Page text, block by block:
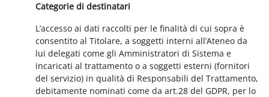
Categorie di destinatari
L’accesso ai dati raccolti per le finalità di cui sopra è
consentito al Titolare, a soggetti interni all’Ateneo da
lui delegati come gli Amministratori di Sistema e
incaricati al trattamento o a soggetti esterni (fornitori
del servizio) in qualità di Responsabili del Trattamento,
debitamente nominati come da art.28 del GDPR, per lo